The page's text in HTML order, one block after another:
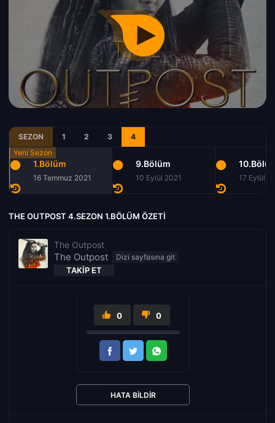
SEZON 1 2 3 4
1.Bölüm
16 Temmuz 2021
9.Bölüm
10 Eylül 2021 17 Eylül
THE OUTPOST 4.SEZON 1.BÖLÜM ÖZETI
The Outpost
The Outpost
TAKIP ET
0 0
HATA BILDIR